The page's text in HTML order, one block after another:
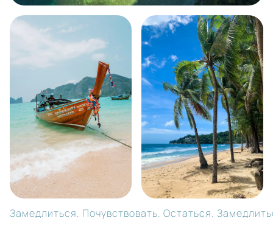
Замедлиться. Почувствовать. Остаться.